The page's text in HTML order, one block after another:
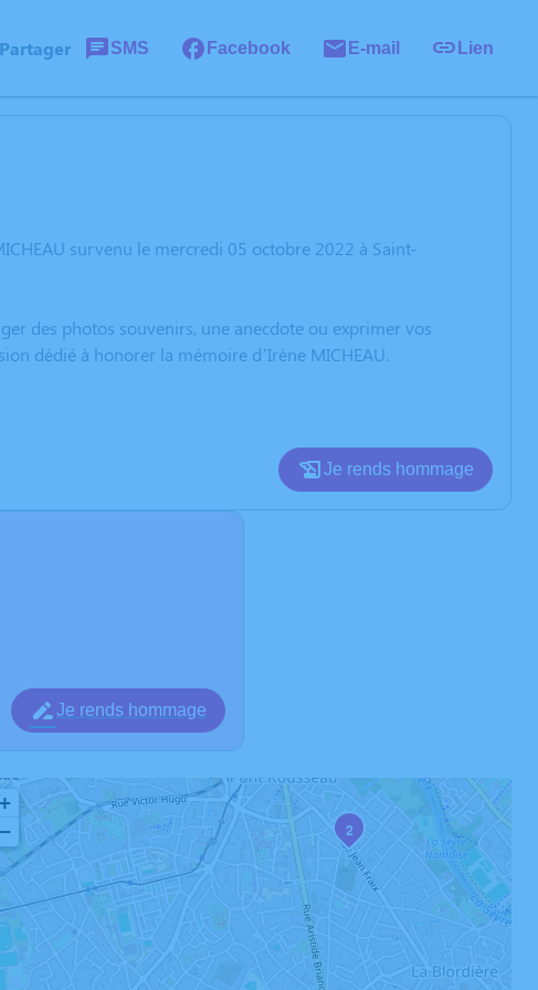
Partager SMS Facebook E-mail Lien
survenu le mercredi 05 octobre 2022 à Saint-
des photos souvenirs, une anecdote ou exprimer vos
dédié à honorer la mémoire d’Irène MICHEAU.
Je rends hommage
Je rends hommage
2
+
−